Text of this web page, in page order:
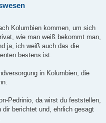
Kolumbien kommen, um sich
wie man weiß bekommt man,
ja, ich weiß auch das die
bestens ist.
in Kolumbien, die
Pedrinio, da wirst du feststellen,
berichtet und, ehrlich gesagt